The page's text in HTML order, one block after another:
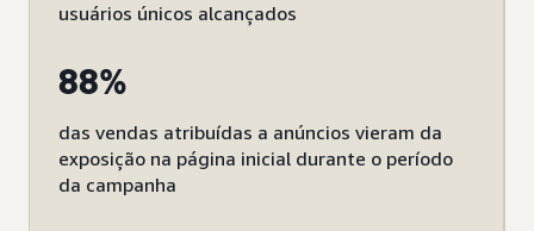
usuários únicos alcançados
88%
das vendas atribuídas a anúncios vieram da
exposição na página inicial durante o período
da campanha